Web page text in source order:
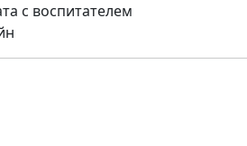
с воспитателем